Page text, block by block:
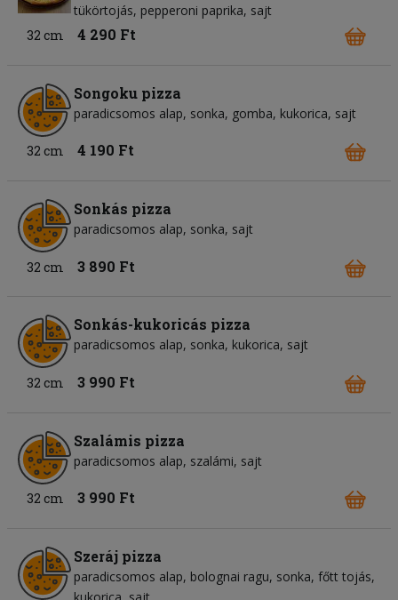
tükörtojás pepperoni paprika sajt
32 cm
4 290 Ft
Songoku pizza
paradicsomos alap sonka gomba kukorica sajt
32 cm 4 190 Ft
Sonkás pizza
paradicsomos alap sonka sajt
32 cm 3 890 Ft
Sonkás-kukoricás pizza
paradicsomos alap sonka kukorica sajt
32 cm 3 990 Ft
Szalámis pizza
paradicsomos alap szalámi sajt
32 cm 3 990 Ft
Szeráj pizza
paradicsomos alap bolognai ragu sonka főtt tojás